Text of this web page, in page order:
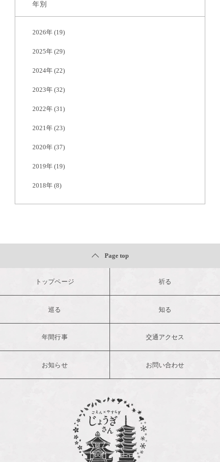
年別
2026年 (19)
2025年 (29)
2024年 (22)
2023年 (32)
2022年 (31)
2021年 (23)
2020年 (37)
2019年 (19)
2018年 (8)
Page top
トップページ 祈る
巡る 知る
年間行事 交通アクセス
お知らせ お問い合わせ